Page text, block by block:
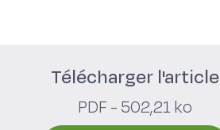
Télécharger l'article
PDF - 502,21 ko